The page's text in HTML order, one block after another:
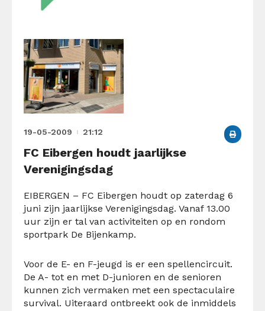
19-05-2009 21:12
FC Eibergen houdt jaarlijkse
Verenigingsdag
EIBERGEN – FC Eibergen houdt op zaterdag 6
juni zijn jaarlijkse Verenigingsdag. Vanaf 13.00
uur zijn er tal van activiteiten op en rondom
sportpark De Bijenkamp.
Voor de E- en F-jeugd is er een spellencircuit.
De A- tot en met D-junioren en de senioren
kunnen zich vermaken met een spectaculaire
survival. Uiteraard ontbreekt ook de inmiddels